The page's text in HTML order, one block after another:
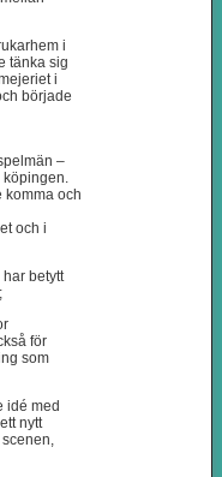
i
tänka sig
i
började
–
komma och
och i
betytt
för
som
idé med
nytt